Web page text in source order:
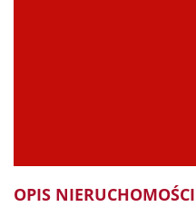
OPIS NIERUCHOMOŚCI